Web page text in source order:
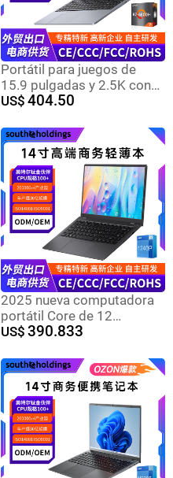
Portátil para juegos de
15.9 pulgadas y 2.5K con
Ryzen R7-6800HS para
oficina con alto
rendimiento
US$ 404.50
2025 nueva computadora
portátil Core de 12
generaciones i5 1240p
oficina de negocios de alta
gama laptop
US$ 390.833